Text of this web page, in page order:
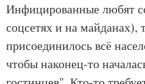
Инфицированные любят
соцсетях и на майданах),
присоединилось всё
чтобы наконец-то